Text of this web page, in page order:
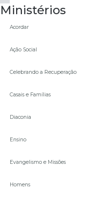
Ministérios
Acordar
Ação Social
Celebrando a Recuperação
Casais e Famílias
Diaconia
Ensino
Evangelismo e Missões
Homens